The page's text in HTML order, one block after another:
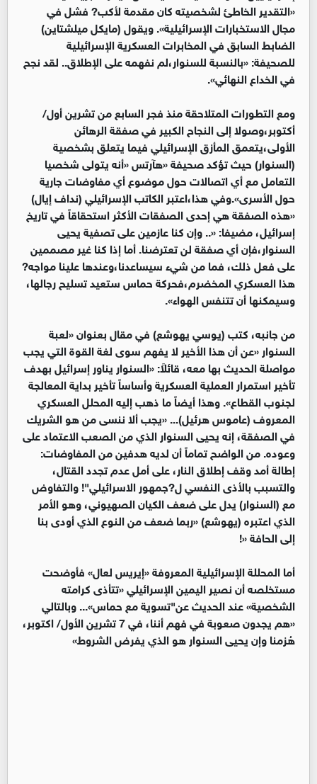
«التقدیر الخاطئ لشخصیته كان مقدمة لأكب? فشل في
مجال الاستخبارات الإسرائیلیة». ویقول (مایكل میلشتاین)
الضابط السابق في المخابرات العسكریة الإسرائیلیة
للصحیفة: «بالنسبة للسنوار،لم نفهمه على الإطلاق.. لقد نجح
في الخداع النهائي».
ومع التطورات المتلاحقة منذ فجر السابع من تشرین أول/
أكتوبر،وصولا إلى النجاح الكبیر في صفقة الرهائن
الأولى،یتعمق المأزق الإسرائیلي فیما یتعلق بشخصیة
(السنوار) حیث تؤكد صحیفة «هآرتس «أنه یتولى شخصیا
التعامل مع أي اتصالات حول موضوع أي مفاوضات جاریة
حول الأسرى».وفي هذا،اعتبر الكاتب الإسرائیلي (نداف إیال)
«هذه الصفقة هي إحدى الصفقات الأكثر استحقاقاً في تاریخ
إسرائیل، مضیفا: «.. وإن كنا عازمین على تصفیة یحیى
السنوار،فإن أي صفقة لن تعترضنا. أما إذا كنا غیر مصممین
على فعل ذلك، فما من شيء سیساعدنا،وعندها علینا مواجه?
هذا العسكري المخضرم،فحركة حماس ستعید تسلیح رجالها،
وسیمكنها أن تتنفس الهواء».
من جانبه، كتب (یوسي یهوشع) في مقال بعنوان «لعبة
السنوار «عن أن هذا الأخير لا یفهم سوى لغة القوة التي یجب
مواصلة الحدیث بها معه، قائلاً: «السنوار یناور إسرائیل بهدف
تأخیر استمرار العملیة العسكریة وأساساً تأخير بدایة المعالجة
لجنوب القطاع». وهذا أيضاً ما ذهب إليه المحلل العسكري
المعروف (عاموس هرئيل)... «يجب ألا ننسى من هو الشريك
في الصفقة، إنه يحيى السنوار الذي من الصعب الاعتماد على
وعوده. من الواضح تماماً أن لديه هدفين من المفاوضات:
إطالة أمد وقف إطلاق النار، على أمل عدم تجدد القتال،
والتسبب بالأذى النفسي ل?جمهور الاسرائيلي"! والتفاوض
مع (السنوار) یدل على ضعف الكیان الصهیوني، وهو الأمر
الذي اعتبره (یهوشع) «ربما ضعف من النوع الذي أودى بنا
إلى الحافة «!
أما المحللة الإسرائيلية المعروفة «إيريس لعال» فأوضحت
مستخلصه أن نصير اليمين الإسرائيلي «تتأذى كرامته
الشخصية» عند الحديث عن"تسوية مع حماس»... وبالتالي
«هم يجدون صعوبة في فهم أننا، في 7 تشرين الأول/ اكتوبر،
هُزمنا وإن يحيى السنوار هو الذي يفرض الشروط»